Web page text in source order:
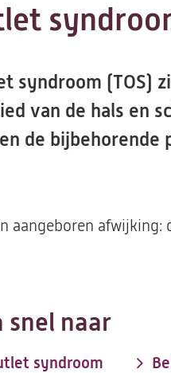
syndroom (TOS)
van de hals en
de bijbehorende
aangeboren
snel naar
syndroom